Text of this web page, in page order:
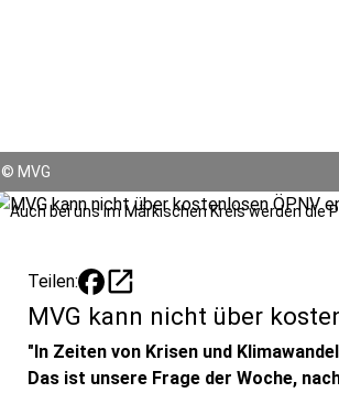
© MVG
Auch bei uns im Märkischen Kreis werden die
Teilen: open_in_new
MVG kann nicht über
"In Zeiten von Krisen und
Das ist unsere Frage der Woche,